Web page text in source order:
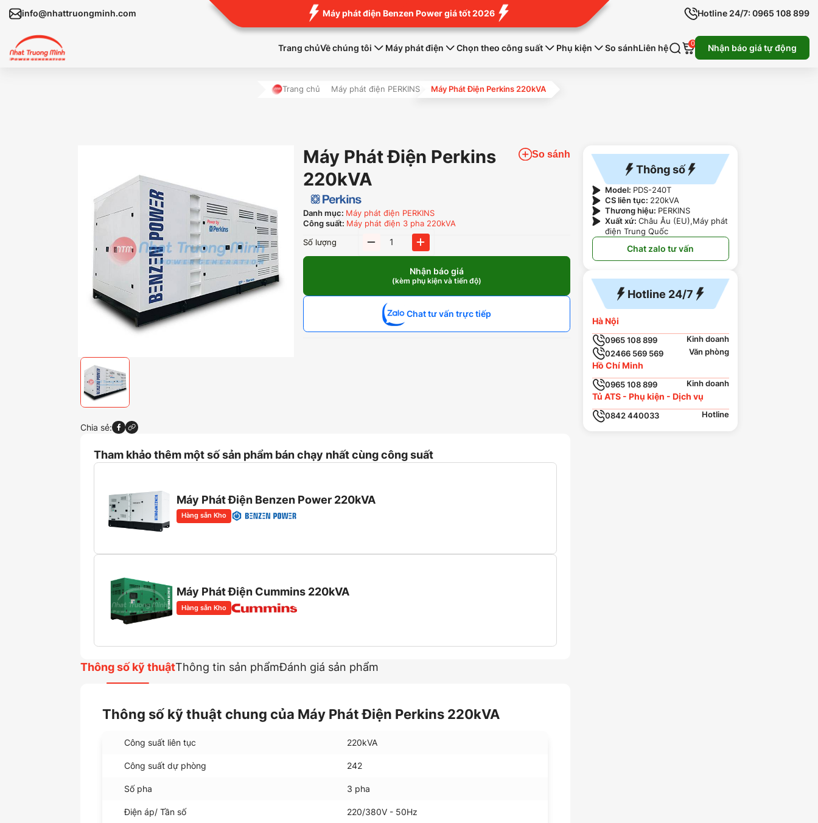
info@nhattruongminh.com Máy phát điện Benzen Power giá tốt 2026 Hotline 24/7: 0965 108 899
Trang chủVề chúng tôi Máy phát điện Chọn theo công suất Phụ kiện So sánhLiên hệ 0 Nhận báo giá tự động
Trang chủ Máy phát điện PERKINS Máy Phát Điện Perkins 220kVA
Chia sẻ:
Máy Phát Điện Perkins
220kVA
So sánh
Danh mục: Máy phát điện PERKINS
Công suất: Máy phát điện 3 pha 220kVA
Số lượng
Máy
220kVA
số
lượng
Nhận báo giá
(kèm phụ kiện và tiến độ)
Chat tư vấn trực tiếp
Tham khảo thêm một số sản phẩm bán chạy nhất cùng công suất
Máy Phát Điện Benzen Power 220kVA
Hàng sẵn Kho
Máy Phát Điện Cummins 220kVA
Hàng sẵn Kho
Thông số kỹ thuậtThông tin sản phẩmĐánh giá sản phẩm
Thông số kỹ thuật chung của Máy Phát Điện Perkins 220kVA
Công suất liên tục 220kVA
Công suất dự phòng 242
Số pha 3 pha
Điện áp/ Tần số 220/380V - 50Hz
Thông số
Model: PDS-240T
CS liên tục: 220kVA
Thương hiệu: PERKINS
Xuất xứ:Châu Âu (EU),Máy phát
điện Trung Quốc
Chat zalo tư vấn
Hotline 24/7
Hà Nội
0965 108 899
Kinh doanh
02466 569 569
Văn phòng
Hồ Chí Minh
0965 108 899 Kinh doanh
Tủ ATS - Phụ kiện - Dịch vụ
0842 440033 Hotline